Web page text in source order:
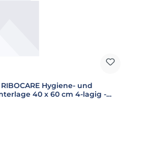
Hygiene- und
40 x 60 cm 4-lagig -